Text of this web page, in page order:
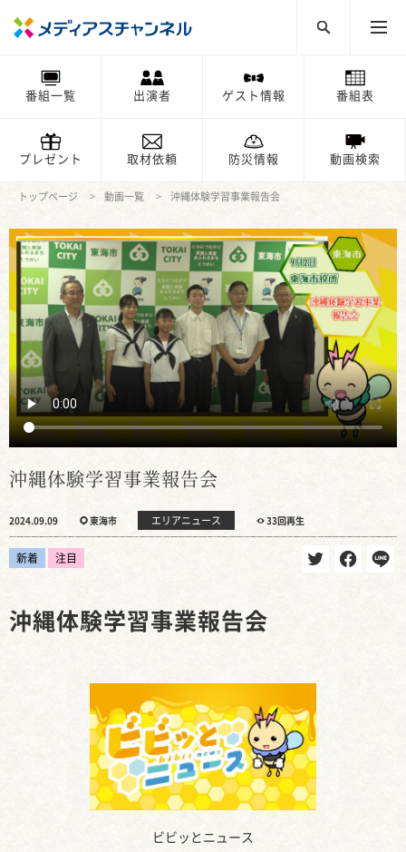
番組一覧 出演者 ゲスト情報 番組表
プレゼント 取材依頼 防災情報 動画検索
トップページ 動画一覧 沖縄体験学習事業報告会
沖縄体験学習事業報告会
2024.09.09 東海市 エリアニュース 33回再生
新着 注目
ビビッとニュース
沖縄体験学習事業報告会